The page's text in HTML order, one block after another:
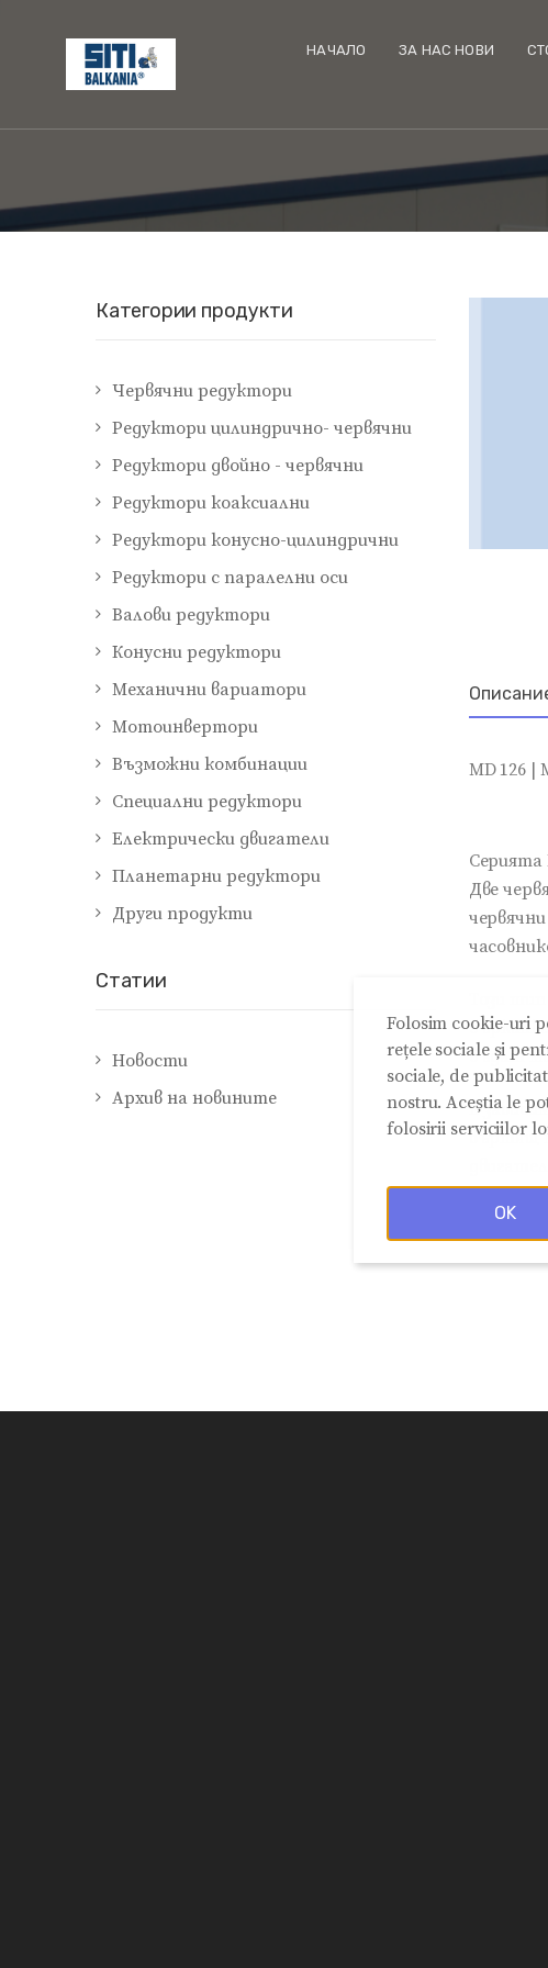
НАЧАЛО ЗА НАС НОВИ
MD 126 |
Серията
Две
Този
бъдат
В
въртящ
Категории продукти
Червячни редуктори
Редуктори цилиндрично- червячни
Редуктори двойно - червячни
Редуктори коаксиални
Редуктори конусно-цилиндрични
Редуктори с паралелни оси
Валови редуктори
Конусни редуктори
Механични вариатори
Мотоинвертори
Възможни комбинации
Специални редуктори
Електрически двигатели
Планетарни редуктори
Други продукти
Cтатии
Новости
Архив на новините
Folosim cookie-uri
rețele sociale și
sociale, de
nostru. Aceștia le
folosirii serviciilor
OK